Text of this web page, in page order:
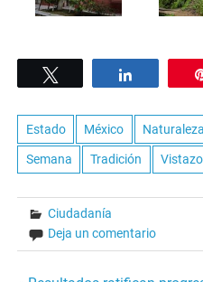
Estado México Naturaleza
Semana Tradición Vistazo
Ciudadanía
Deja un comentario